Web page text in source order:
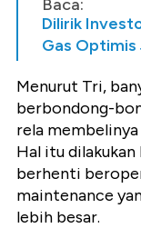
Baca:
Dilirik
Gas Optimis
Menurut Tri,
berbondong-
rela
Hal itu
berhenti
maintenance
lebih besar.